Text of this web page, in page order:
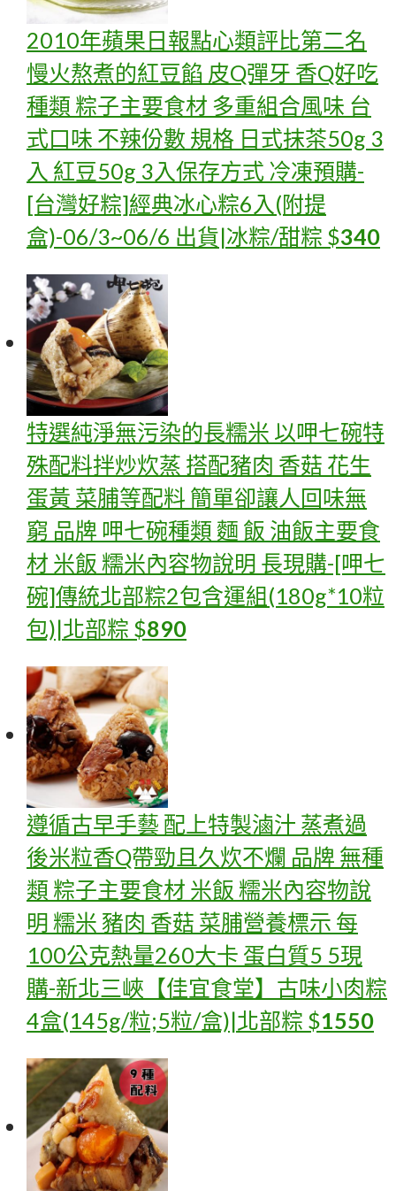
2010年蘋果日報點心類評比第二名
慢火熬煮的紅豆餡 皮Q彈牙 香Q好吃
種類 粽子主要食材 多重組合風味 台
式口味 不辣份數 規格 日式抹茶50g 3
入 紅豆50g 3入保存方式 冷凍預購-
[台灣好粽]經典冰心粽6入(附提
盒)-06/3~06/6 出貨|冰粽/甜粽 $340
特選純淨無污染的長糯米 以呷七碗特
殊配料拌炒炊蒸 搭配豬肉 香菇 花生
蛋黃 菜脯等配料 簡單卻讓人回味無
窮 品牌 呷七碗種類 麵 飯 油飯主要食
材 米飯 糯米內容物說明 長現購-[呷七
碗]傳統北部粽2包含運組(180g*10粒
包)|北部粽 $890
遵循古早手藝 配上特製滷汁 蒸煮過
後米粒香Q帶勁且久炊不爛 品牌 無種
類 粽子主要食材 米飯 糯米內容物說
明 糯米 豬肉 香菇 菜脯營養標示 每
100公克熱量260大卡 蛋白質5 5現
購-新北三峽【佳宜食堂】古味小肉粽
4盒(145g/粒;5粒/盒)|北部粽 $1550